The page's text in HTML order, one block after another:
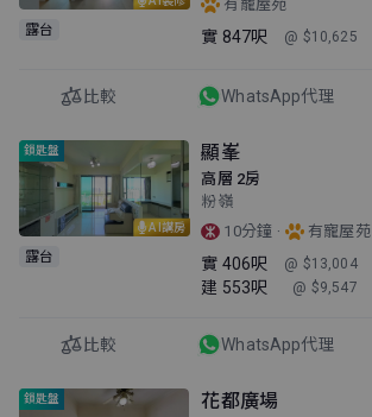
露台
有寵屋苑
實 847呎 @ $10,625
比較 WhatsApp代理
AI講房
鎖匙盤
露台
顯峯
高層 2房
粉嶺
10分鐘 · 有寵屋苑
實 406呎 @ $13,004
建 553呎 @ $9,547
比較 WhatsApp代理
鎖匙盤 花都廣場